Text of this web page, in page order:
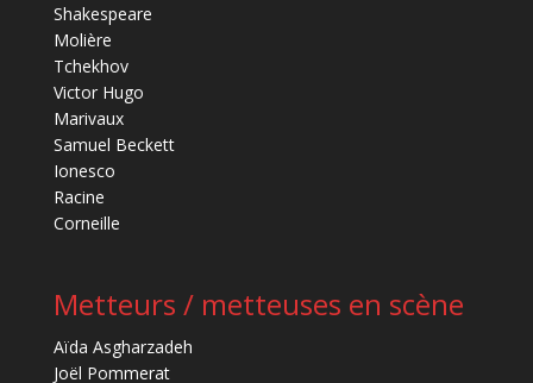
Shakespeare
Molière
Tchekhov
Victor Hugo
Marivaux
Samuel Beckett
Ionesco
Racine
Corneille
Metteurs / metteuses en scène
Aïda Asgharzadeh
Joël Pommerat